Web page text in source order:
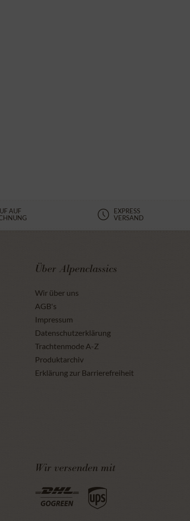
AUF
EXPRESS
VERSAND
Über Alpenclassics
Wir über uns
AGB's
Impressum
Datenschutzerklärung
Trachtenmode A-Z
Produktarchiv
Erklärung zur Barrierefreiheit
Wir versenden mit